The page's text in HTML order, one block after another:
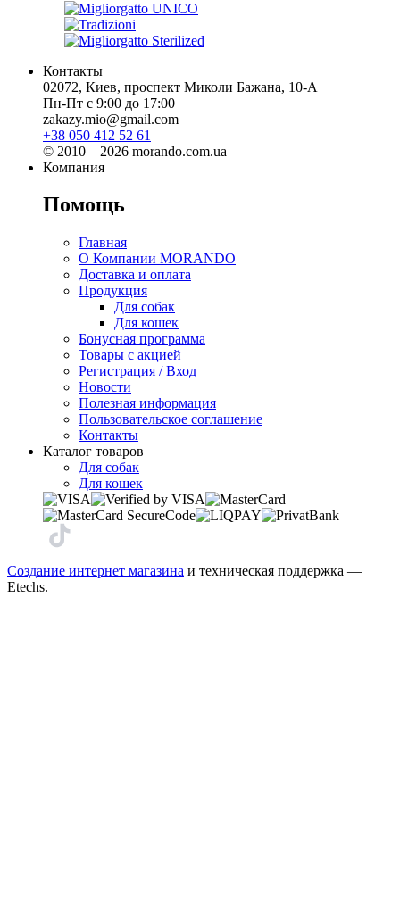
Контакты
02072, Киев, проспект Миколи Бажана, 10-А
Пн-Пт с 9:00 до 17:00
zakazy.mio@gmail.com
+38 050 412 52 61
© 2010—2026 morando.com.ua
Компания
Помощь
Главная
О Компании MORANDO
Доставка и оплата
Продукция
Для собак
Для кошек
Бонусная программа
Товары с акцией
Регистрация / Вход
Новости
Полезная информация
Пользовательское соглашение
Контакты
Каталог товаров
Для собак
Для кошек
Создание интернет магазина и техническая поддержка —
Etechs.